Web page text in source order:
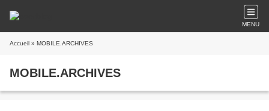
MENU
Accueil » MOBILE.ARCHIVES
MOBILE.ARCHIVES